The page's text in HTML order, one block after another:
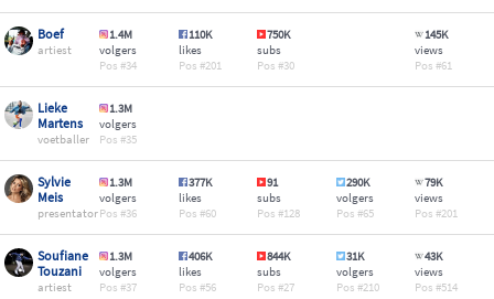
Boef
artiest
1.4M
volgers
34
110K
likes
201
750K
subs
30
145K
views
61
Lieke
Martens
voetballer
1.3M
volgers
35
Sylvie
Meis
presentator
1.3M
volgers
36
377K
likes
60
91
subs
128
290K
volgers
65
79K
views
201
Soufiane
Touzani
artiest
1.3M
volgers
37
406K
likes
56
844K
subs
27
31K
volgers
210
43K
views
514